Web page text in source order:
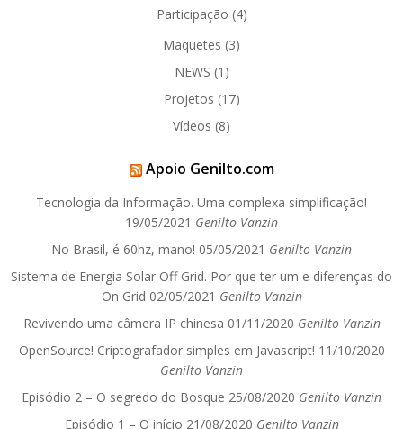
Participação (4)
Maquetes (3)
NEWS (1)
Projetos (17)
Vídeos (8)
Apoio Genilto.com
Tecnologia da Informação. Uma complexa simplificação!
19/05/2021 Genilto Vanzin
No Brasil, é 60hz, mano! 05/05/2021 Genilto Vanzin
Sistema de Energia Solar Off Grid. Por que ter um e diferenças do
On Grid 02/05/2021 Genilto Vanzin
Revivendo uma câmera IP chinesa 01/11/2020 Genilto Vanzin
OpenSource! Criptografador simples em Javascript! 11/10/2020
Genilto Vanzin
Episódio 2 – O segredo do Bosque 25/08/2020 Genilto Vanzin
Episódio 1 – O início 21/08/2020 Genilto Vanzin